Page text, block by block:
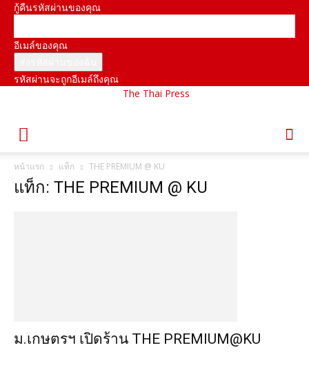
กู้คืนรหัสผ่านของคุณ
อีเมล์ของคุณ
รหัสผ่านจะถูกอีเมล์ถึงคุณ
The Thai Press
หน้าแรก แท็ก THE PREMIUM @ KU
แท็ก: THE PREMIUM @ KU
ม.เกษตรฯ เปิดร้าน THE PREMIUM@KU